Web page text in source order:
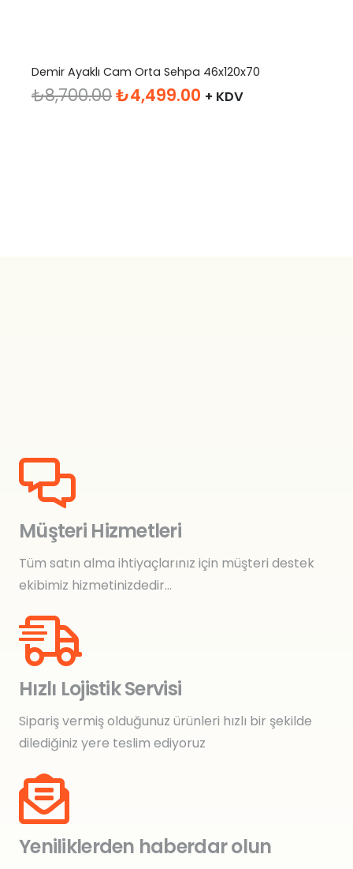
Demir Ayaklı Cam Orta Sehpa 46x120x70
₺8,700.00Orijinal
₺4,499.00 Şu
+ KDV
Müşteri Hizmetleri
Tüm satın alma ihtiyaçlarınız için müşteri destek
ekibimiz hizmetinizdedir…
Hızlı Lojistik Servisi
Sipariş vermiş olduğunuz ürünleri hızlı bir şekilde
dilediğiniz yere teslim ediyoruz
Yeniliklerden haberdar olun